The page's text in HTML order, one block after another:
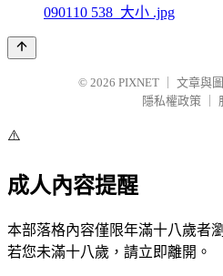
090110 538_大小 .jpg
© 2026 PIXNET
文章與
隱私權政策
⚠️
成人內容提醒
本部落格內容僅限年滿十八歲者
若您未滿十八歲，請立即離開。